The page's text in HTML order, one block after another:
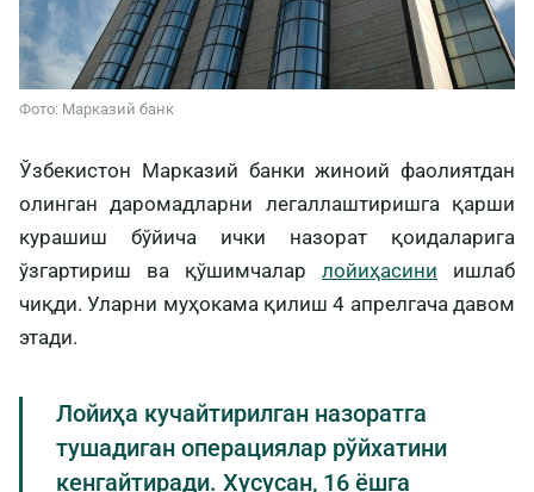
Фото: Марказий банк
Ўзбекистон Марказий банки жиноий фаолиятдан
олинган даромадларни легаллаштиришга қарши
курашиш бўйича ички назорат қоидаларига
ўзгартириш ва қўшимчалар лойиҳасини ишлаб
чиқди. Уларни муҳокама қилиш 4 апрелгача давом
этади.
Лойиҳа кучайтирилган назоратга
тушадиган операциялар рўйхатини
кенгайтиради. Хусусан, 16 ёшга